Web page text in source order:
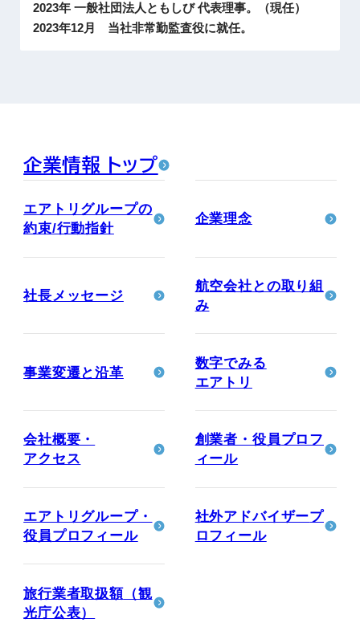
2023年 一般社団法人ともしび 代表理事。（現任）
2023年12月 当社非常勤監査役に就任。
企業情報 トップ
エアトリグループの
約束/行動指針
企業理念
社長メッセージ
航空会社との取り組
み
事業変遷と沿革
数字でみる
エアトリ
会社概要・
アクセス
創業者・役員プロフ
ィール
エアトリグループ・
役員プロフィール
社外アドバイザープ
ロフィール
旅行業者取扱額（観
光庁公表）